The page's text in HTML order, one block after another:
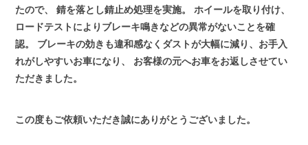
たので、
錆を落とし錆止め処理を実施。
ホイールを取り付け、
ロードテストによりブレーキ鳴きなどの異常がないことを確
認。
ブレーキの効きも違和感なくダストが大幅に減り、お手入
れがしやすいお車になり、
お客様の元へお車をお返しさせてい
ただきました。
この度もご依頼いただき誠にありがとうございました。